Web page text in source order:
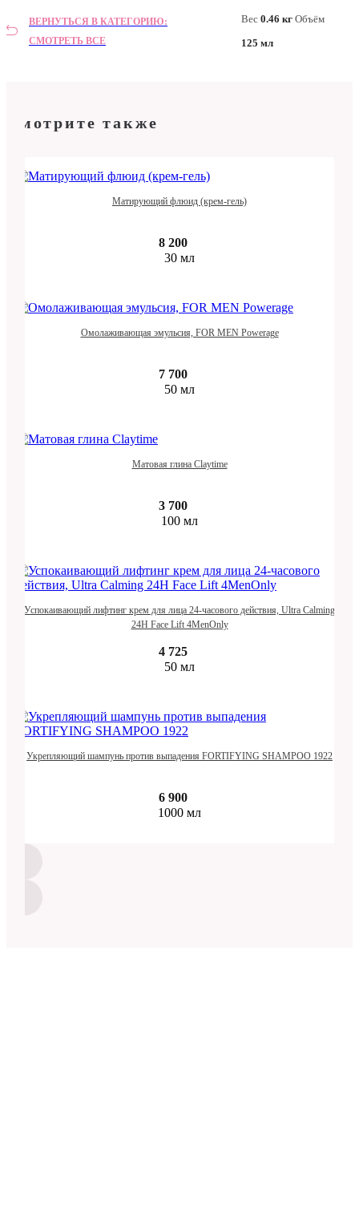
ВЕРНУТЬСЯ В КАТЕГОРИЮ:
СМОТРЕТЬ ВСЕ
Вес0.46 кгОбъём
125 мл
Смотрите также
Матирующий флюид (крем-гель)
8 200
30 мл
Омолаживающая эмульсия, FOR MEN Powerage
7 700
50 мл
Матовая глина Claytime
3 700
100 мл
Успокаивающий лифтинг крем для лица 24-часового действия, Ultra Calming
24H Face Lift 4MenOnly
4 725
50 мл
Укрепляющий шампунь против выпадения FORTIFYING SHAMPOO 1922
6 900
1000 мл